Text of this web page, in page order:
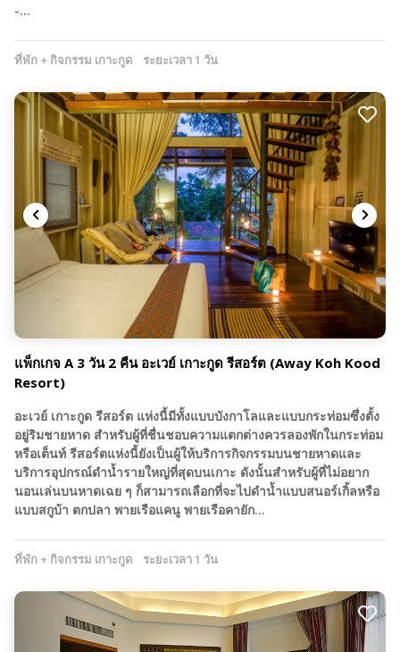
-…
ที่พัก + กิจกรรม เกาะกูด ระยะเวลา 1 วัน
แพ็กเกจ A 3 วัน 2 คืน อะเวย์ เกาะกูด รีสอร์ต (Away Koh Kood
Resort)
อะเวย์ เกาะกูด รีสอร์ต แห่งนี้มีทั้งแบบบังกาโลและแบบกระท่อมซึ่งตั้ง
อยู่ริมชายหาด สำหรับผู้ที่ชื่นชอบความแตกต่างควรลองพักในกระท่อม
หรือเต็นท์ รีสอร์ตแห่งนี้ยังเป็นผู้ให้บริการกิจกรรมบนชายหาดและ
บริการอุปกรณ์ดำน้ำรายใหญ่ที่สุดบนเกาะ ดังนั้นสำหรับผู้ที่ไม่อยาก
นอนเล่นบนหาดเฉย ๆ ก็สามารถเลือกที่จะไปดำน้ำแบบสนอร์เกิ้ลหรือ
แบบสกูบ้า ตกปลา พายเรือแคนู พายเรือคายัก…
ที่พัก + กิจกรรม เกาะกูด ระยะเวลา 1 วัน